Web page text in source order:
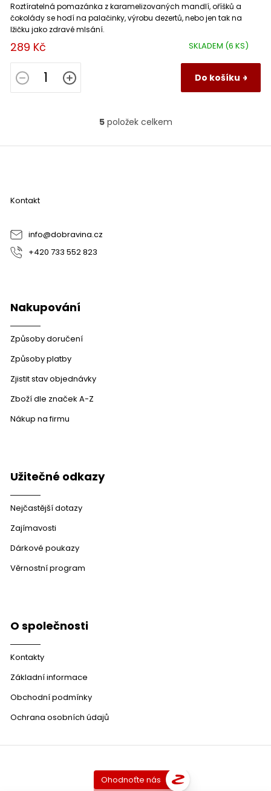
SKLADEM (6 KS)
289 Kč
Do košíku
Roztíratelná pomazánka z karamelizovaných mandlí, oříšků a
čokolády se hodí na palačinky, výrobu dezertů, nebo jen tak na
lžičku jako zdravé mlsání.
O
l
5položek celkem
Z
Kontakt
info@dobravina.cz
+420 733 552 823
Nakupování
Způsoby doručení
Způsoby platby
Zjistit stav objednávky
Zboží dle značek A-Z
Nákup na firmu
Užitečné odkazy
Nejčastější dotazy
Zajímavosti
Dárkové poukazy
Věrnostní program
O společnosti
Kontakty
Základní informace
Obchodní podmínky
Ochrana osobních údajů
Ohodnoťte nás